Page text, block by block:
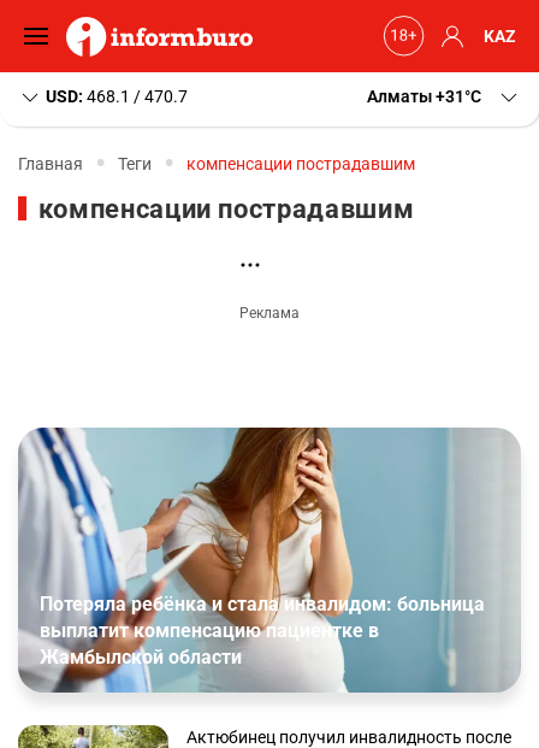
KAZ
USD: 468.1 / 470.7 Алматы+31 C
Главная Теги компенсации пострадавшим
компенсации пострадавшим
Потеряла ребёнка и стала инвалидом: больница
выплатит компенсацию пациентке в
Жамбылской области
Актюбинец получил инвалидность после